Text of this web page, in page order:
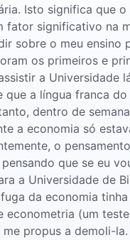
Isto significa que o
fator significativo na
sobre o meu ensino
os primeiros e
a Universidade
que a língua franca
dentro de
a economia só
o
que se eu
a Universidade de
da economia
econometria (um
propus a demoli-la.